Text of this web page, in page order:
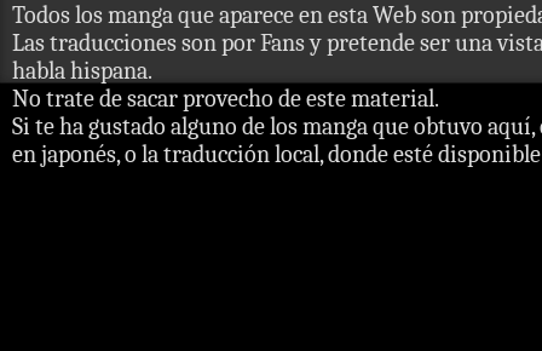
Todos los manga que aparece en esta Web son
Las traducciones son por Fans y pretende ser una
habla hispana.
No trate de sacar provecho de este material.
Si te ha gustado alguno de los manga que obtuvo
en japonés, o la traducción local, donde esté